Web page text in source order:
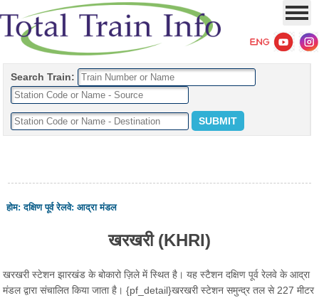
Search Train:
होम:दक्षिण पूर्व रेलवे:आद्रा मंडल
खरखरी (KHRI)
खरखरी स्टेशन झारखंड के बोकारो ज़िले में स्थित है। यह स्टैशन दक्षिण पूर्व रेलवे के आद्रा
मंडल द्वारा संचालित किया जाता है। {pf_detail}खरखरी स्टेशन समुन्द्र तल से 227 मीटर